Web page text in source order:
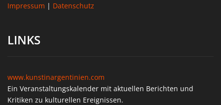
Impressum | Datenschutz
LINKS
www.kunstinargentinien.com
Ein Veranstaltungskalender mit aktuellen Berichten und
Kritiken zu kulturellen Ereignissen.